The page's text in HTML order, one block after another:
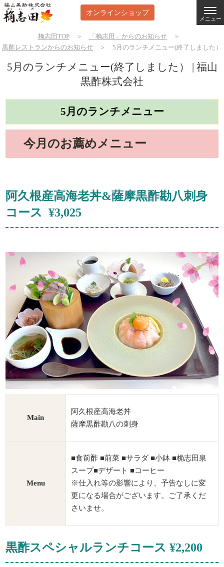
オンラインショップ
メニュー
桷志田TOP＞ 「桷志田」からのお知らせ＞
黒酢レストランからのお知らせ ＞ 5月のランチメニュー(終了しました）
5月のランチメニュー(終了しました） | 福山
黒酢株式会社
5月のランチメニュー
今月のお薦めメニュー
阿久根産高海老丼&薩摩黒酢勘八刺身
コース ¥3,025
Main
阿久根産高海老丼
薩摩黒酢勘八の刺身
Menu
■食前酢 ■前菜 ■サラダ ■小鉢 ■桷志田泉
スープ■デザート ■コーヒー
※仕入れ等の影響により、予告なしに変
更になる場合がございます。ご了承くだ
さいませ。
黒酢スペシャルランチコース ¥2,200